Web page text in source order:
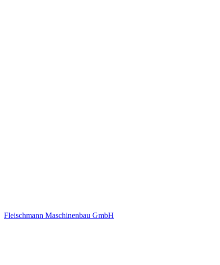
Fleischmann Maschinenbau GmbH